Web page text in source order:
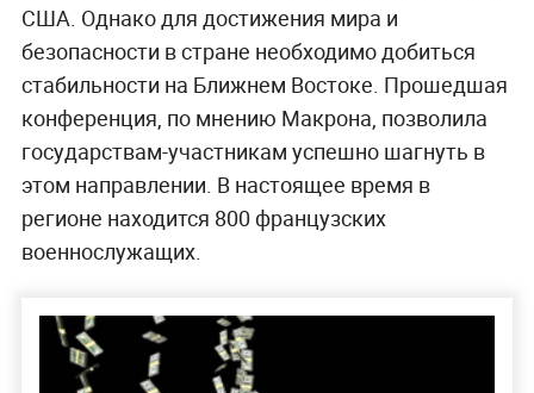
США. Однако для достижения мира и
безопасности в стране необходимо добиться
стабильности на Ближнем Востоке. Прошедшая
конференция, по мнению Макрона, позволила
государствам-участникам успешно шагнуть в
этом направлении. В настоящее время в
регионе находится 800 французских
военнослужащих.